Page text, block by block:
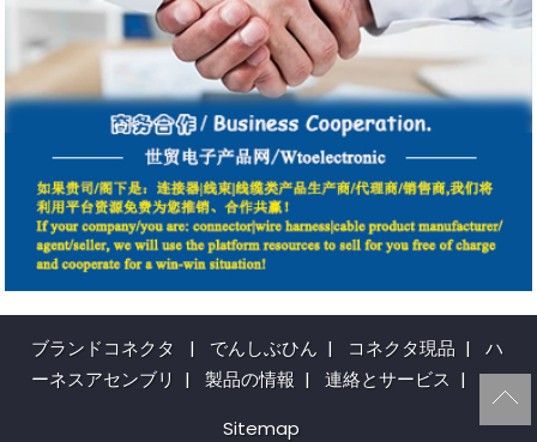
ブランドコネクタ | でんしぶひん | コネクタ現品 |
ハ
ーネスアセンブリ | 製品の情報 | 連絡とサービス |
Sitemap